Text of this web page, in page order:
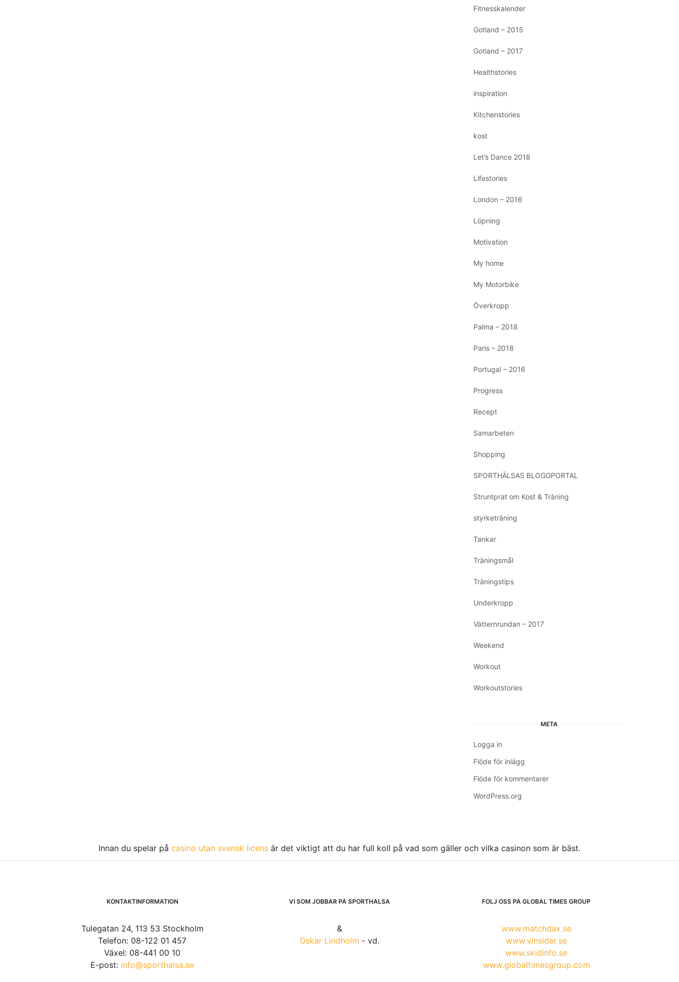
Fitnesskalender
Gotland – 2015
Gotland – 2017
Healthstories
inspiration
Kitchenstories
kost
Let’s Dance 2018
Lifestories
London – 2016
Löpning
Motivation
My home
My Motorbike
Överkropp
Palma – 2018
Paris – 2018
Portugal – 2016
Progress
Recept
Samarbeten
Shopping
SPORTHÄLSAS BLOGGPORTAL
Struntprat om Kost & Träning
styrketräning
Tankar
Träningsmål
Träningstips
Underkropp
Vätternrundan – 2017
Weekend
Workout
Workoutstories
META
Logga in
Flöde för inlägg
Flöde för kommentarer
WordPress.org
Innan du spelar på casino utan svensk licens är det viktigt att du har full koll på vad som gäller och vilka casinon som är bäst.
KONTAKTINFORMATION
Tulegatan 24, 113 53 Stockholm
Telefon: 08-122 01 457
Växel: 08-441 00 10
E-post: info@sporthalsa.se
VI SOM JOBBAR PÅ SPORTHÄLSA
&
Oskar Lindholm - vd.
FÖLJ OSS PÅ GLOBAL TIMES GROUP
www.matchdax.se
www.vinsider.se
www.skidinfo.se
www.globaltimesgroup.com